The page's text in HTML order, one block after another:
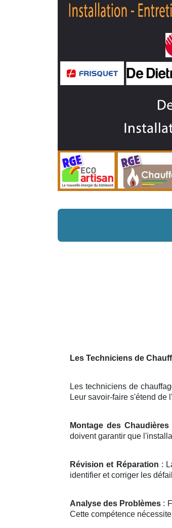
Les Techniciens de
Les techniciens de
Leur savoir-faire s'étend de
Montage des Chaudières
doivent garantir que
Révision et Réparation :
identifier et corriger les
Analyse des Problèmes :
Cette compétence